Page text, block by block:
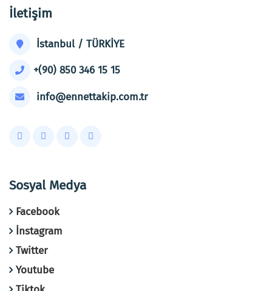
İletişim
İstanbul / TÜRKİYE
+(90) 850 346 15 15
info@ennettakip.com.tr
Sosyal Medya
Facebook
İnstagram
Twitter
Youtube